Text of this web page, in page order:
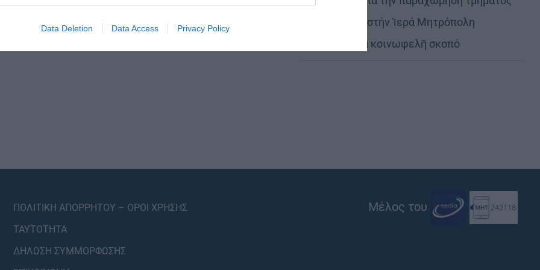
Data Deletion Data Access Privacy Policy
ο θεσμός …
στρατοπέδου στήν Ἱερά Μητρόπολη
Καστορίας γιά κοινωφελῆ σκοπό
ΠΟΛΙΤΙΚΗ ΑΠΟΡΡΗΤΟΥ – ΟΡΟΙ ΧΡΗΣΗΣ
ΤΑΥΤΟΤΗΤΑ
ΔΗΛΩΣΗ ΣΥΜΜΟΡΦΩΣΗΣ
Μέλος του